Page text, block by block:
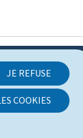
JE REFUSE
COOKIES
RESTEZ
T
F
ABONNEZ-